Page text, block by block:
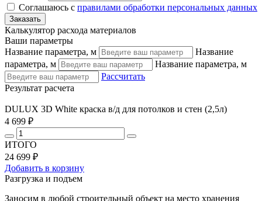
Соглашаюсь с правилами обработки персональных данных
Калькулятор расхода материалов
Ваши параметры
Название параметра, м
Название
параметра, м
Название параметра, м
Рассчитать
Результат расчета
DULUX 3D White краска в/д для потолков и стен (2,5л)
4 699 ₽
ИТОГО
24 699 ₽
Добавить в корзину
Разгрузка и подъем
Заносим в любой строительный объект на место хранения